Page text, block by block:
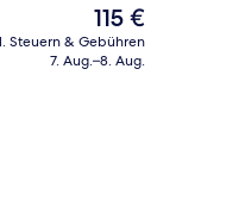
Der
aktuelle
Preis
115 €
Steuern & Gebühren
7. Aug.–8. Aug.